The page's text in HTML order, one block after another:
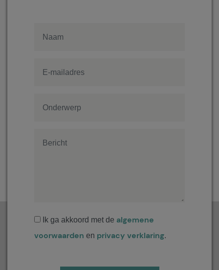
Ik ga akkoord met de algemene
voorwaarden en privacy verklaring.